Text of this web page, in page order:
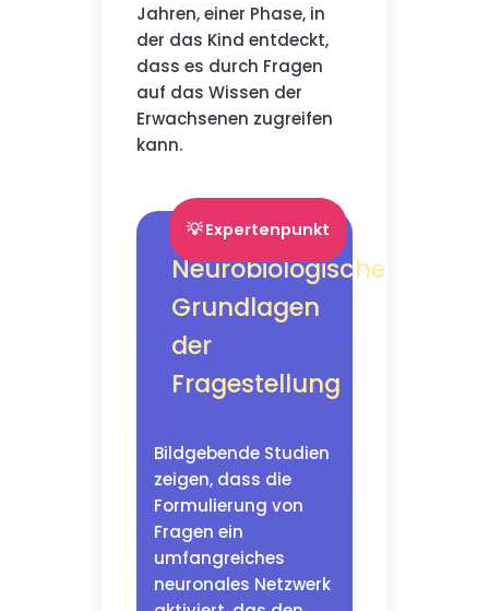
Jahren, einer Phase, in
der das Kind entdeckt,
dass es durch Fragen
auf das Wissen der
Erwachsenen zugreifen
kann.
💡 Expertenpunkt
Neurobiologische
Grundlagen
der
Fragestellung
Bildgebende Studien
zeigen, dass die
Formulierung von
Fragen ein
umfangreiches
neuronales Netzwerk